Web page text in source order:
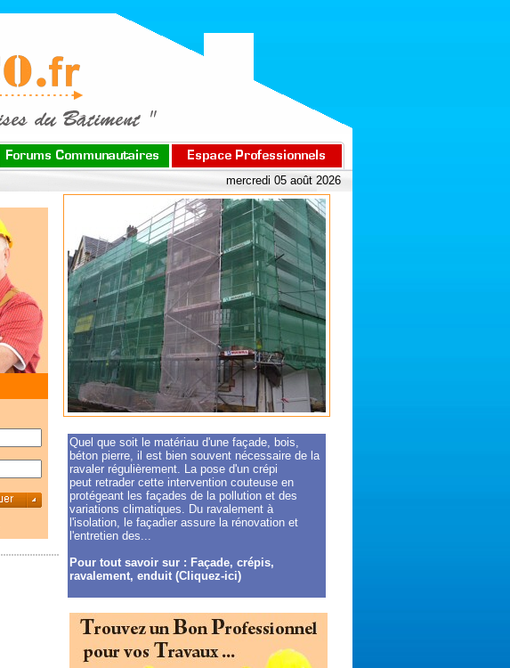
mercredi 05 août 2026
Quel que soit le matériau d'une façade, bois,
béton pierre, il est bien souvent nécessaire de la
ravaler régulièrement. La pose d'un crépi
peut retrader cette intervention couteuse en
protégeant les façades de la pollution et des
variations climatiques. Du ravalement à
l'isolation, le façadier assure la rénovation et
l'entretien des...
Pour tout savoir sur : Façade, crépis,
ravalement, enduit (Cliquez-ici)